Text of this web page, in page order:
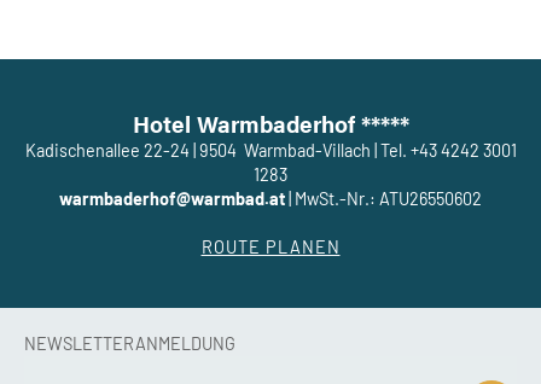
Hotel Warmbaderhof *****
Kadischenallee 22-24 9504 Warmbad-Villach Tel. +43 4242 3001
1283
warmbaderhof@warmbad.at MwSt.-Nr.: ATU26550602
ROUTE PLANEN
NEWSLETTERANMELDUNG